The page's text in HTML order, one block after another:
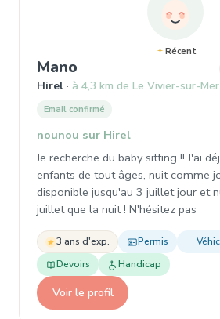
Récent
Mano
Hirel à 4,3 km de Le Vivier-sur-Mer
Email confirmé
nounou sur Hirel
Je recherche du baby sitting !! J'ai
enfants de tout âges, nuit comme
disponible jusqu'au 3 juillet jour et
juillet que la nuit ! N'hésitez pas
3 ans d'exp. Permis
Devoirs
Handicap
Voir le profil